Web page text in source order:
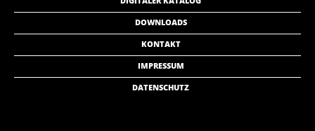
DOWNLOADS
KONTAKT
IMPRESSUM
DATENSCHUTZ